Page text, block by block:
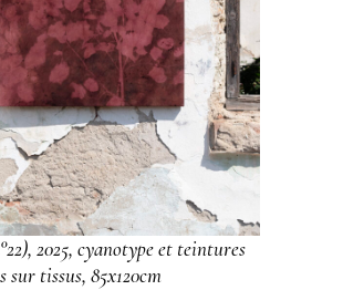
2025, cyanotype et teintures
sur tissus, 85x120cm